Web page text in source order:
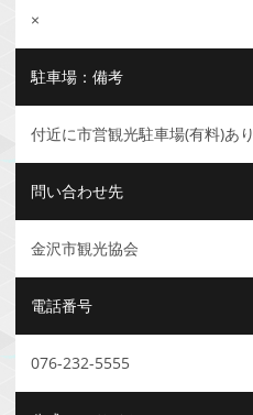
×
駐車場：備考
付近に市営観光駐車場(有料)あり
問い合わせ先
金沢市観光協会
電話番号
076-232-5555